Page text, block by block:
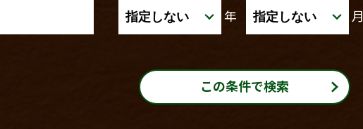
年
月
この条件で検索